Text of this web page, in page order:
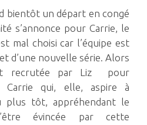
bientôt un départ en congé
s’annonce pour Carrie, le
mal choisi car l’équipe est
d’une nouvelle série. Alors
recrutée par Liz pour
Carrie qui, elle, aspire à
plus tôt, appréhendant le
évincée par cette